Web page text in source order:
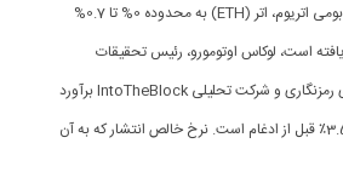
رمزپایه بومی اتریوم، اتر (ETH) به محدوده 0% تا 0.7%
است، لوکاس اوتومورو، رئیس تحقیقات
داده‌های رمزنگاری و شرکت تحلیلی IntoTheBlock برآورد
می‌کند. این در مقایسه با 3.5٪ قبل از ادغام است. نرخ خالص انتشار که به آن